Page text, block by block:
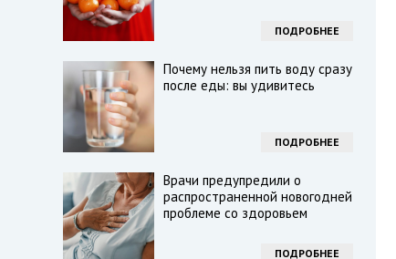
ПОДРОБНЕЕ
Почему нельзя пить воду сразу
после еды: вы удивитесь
ПОДРОБНЕЕ
Врачи предупредили о
распространенной новогодней
проблеме со здоровьем
ПОДРОБНЕЕ